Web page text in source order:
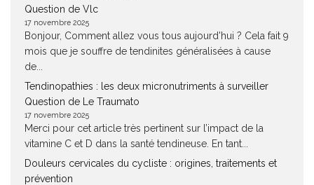
Question de Vlc
17 novembre 2025
Bonjour, Comment allez vous tous aujourd'hui ? Cela fait 9
mois que je souffre de tendinites généralisées à cause
de...
Tendinopathies : les deux micronutriments à surveiller
Question de Le Traumato
17 novembre 2025
Merci pour cet article très pertinent sur l’impact de la
vitamine C et D dans la santé tendineuse. En tant...
Douleurs cervicales du cycliste : origines, traitements et
prévention